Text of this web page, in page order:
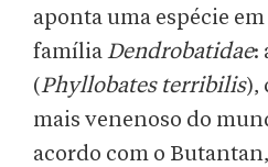
aponta uma espécie
famíliaDendrobatidae:
(Phyllobates terribilis),
mais venenoso do
acordo com o